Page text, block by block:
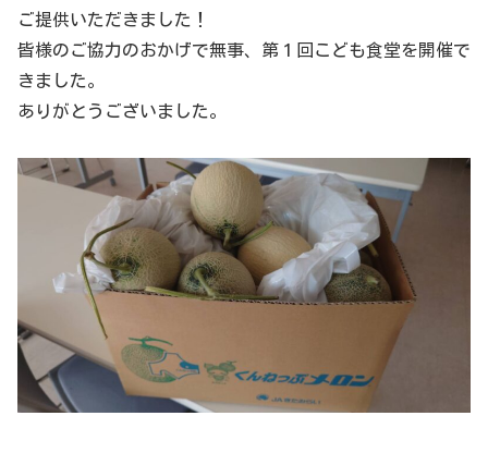
ご提供いただきました！
皆様のご協力のおかげで無事、第１回こども食堂を開催で
きました。
ありがとうございました。